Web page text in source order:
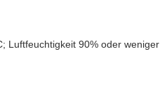
Luftfeuchtigkeit 90% oder weniger